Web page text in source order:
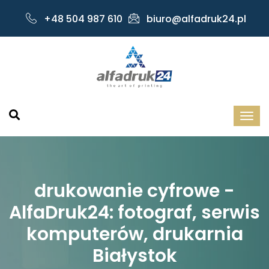
+48 504 987 610 biuro@alfadruk24.pl
drukowanie cyfrowe -
AlfaDruk24: fotograf, serwis
komputerów, drukarnia
Białystok